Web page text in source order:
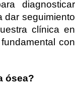
diagnosticar
dar seguimiento
clínica en
con
ósea?